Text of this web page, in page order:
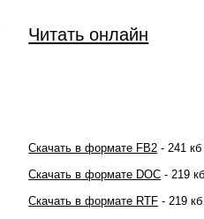
Читать онлайн
Скачать в формате FB2 - 241 кб
Скачать в формате DOC - 219
Скачать в формате RTF - 219 кб